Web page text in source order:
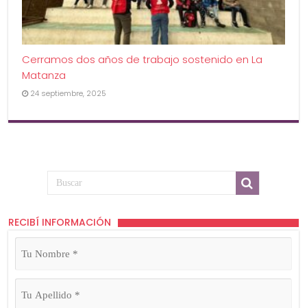
Cerramos dos años de trabajo sostenido en La
Matanza
24 septiembre, 2025
RECIBÍ INFORMACIÓN
Nombre
Apellido